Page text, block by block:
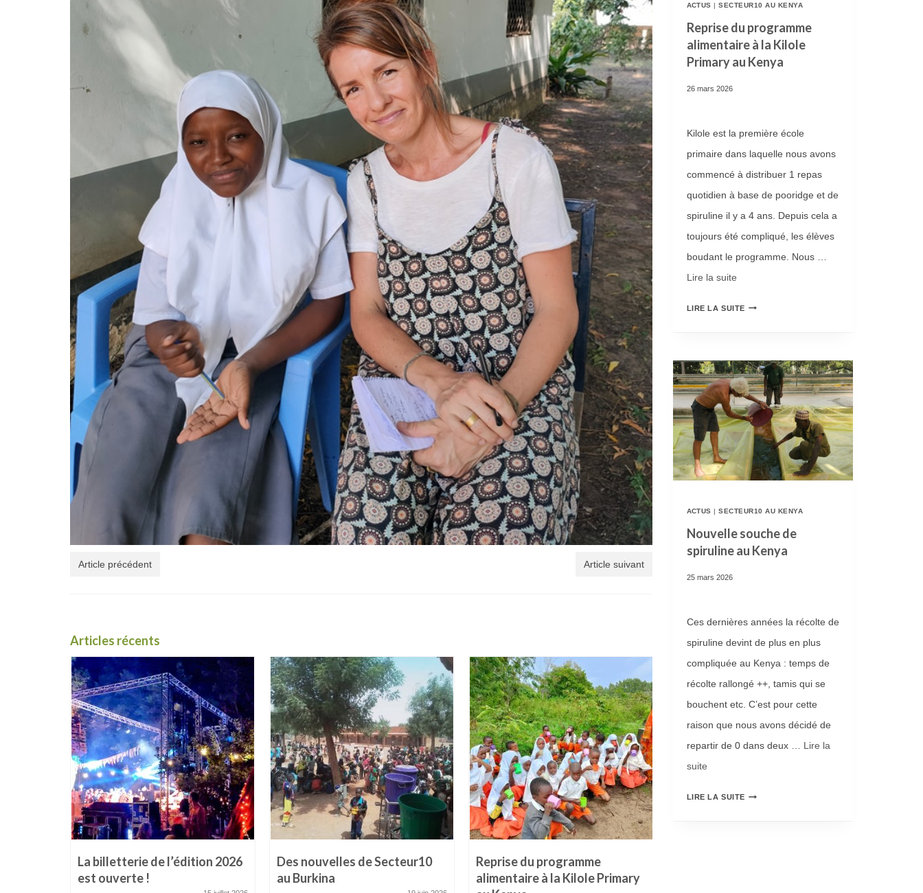
Article précédent Article suivant
Articles récents
La billetterie de l’édition 2026
est ouverte !
Des nouvelles de Secteur10
au Burkina
Reprise du programme
alimentaire à la Kilole Primary
R
I
E
D
’
É
D
I
T
I
O
E
S
T
V
ACTUS |SECTEUR10 AU KENYA
Reprise du programme
alimentaire à la Kilole
Primary au Kenya
26 mars 2026
Kilole est la première école
primaire dans laquelle nous avons
commencé à distribuer 1 repas
quotidien à base de pooridge et de
spiruline il y a 4 ans. Depuis cela a
toujours été compliqué, les élèves
boudant le programme. Nous …
Lire la suite­­
LIRE LA SUITER
R
I
S
E
U
R
O
G
T
ACTUS |SECTEUR10 AU KENYA
Nouvelle souche de
spiruline au Kenya
25 mars 2026
Ces dernières années la récolte de
spiruline devint de plus en plus
compliquée au Kenya : temps de
récolte rallongé ++, tamis qui se
bouchent etc. C’est pour cette
raison que nous avons décidé de
repartir de 0 dans deux … Lire la
suite­­
LIRE LA SUITEN